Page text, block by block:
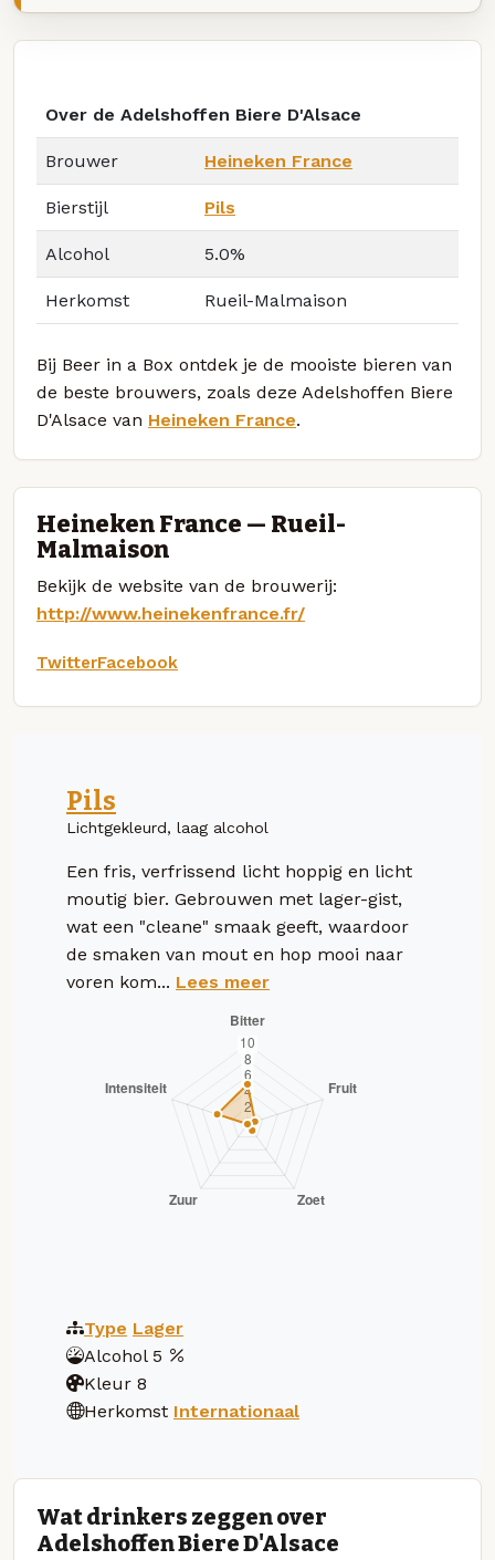
Over de Adelshoffen Biere D'Alsace
Brouwer Heineken France
Bierstijl Pils
Alcohol 5.0%
Herkomst Rueil-Malmaison
Bij Beer in a Box ontdek je de mooiste bieren van
de beste brouwers, zoals deze Adelshoffen Biere
D'Alsace van Heineken France.
Heineken France — Rueil-
Malmaison
Bekijk de website van de brouwerij:
http://www.heinekenfrance.fr/
TwitterFacebook
Pils
Lichtgekleurd, laag alcohol
Een fris, verfrissend licht hoppig en licht
moutig bier. Gebrouwen met lager-gist,
wat een "cleane" smaak geeft, waardoor
de smaken van mout en hop mooi naar
voren kom... Lees meer
Type Lager
Alcohol 5
Kleur 8
Herkomst Internationaal
Wat drinkers zeggen over
Adelshoffen Biere D'Alsace